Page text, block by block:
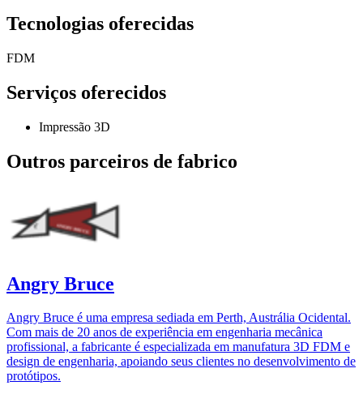
Tecnologias oferecidas
FDM
Serviços oferecidos
Impressão 3D
Outros parceiros de fabrico
Angry Bruce
Angry Bruce é uma empresa sediada em Perth, Austrália Ocidental.
Com mais de 20 anos de experiência em engenharia mecânica
profissional, a fabricante é especializada em manufatura 3D FDM e
design de engenharia, apoiando seus clientes no desenvolvimento de
protótipos.